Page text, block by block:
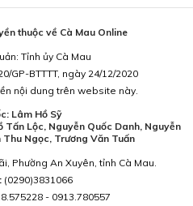
thuộc về Cà Mau Online
Tỉnh ủy Cà Mau
GP-BTTTT, ngày 24/12/2020
nội dung trên website này.
Lâm Hồ Sỹ
Tấn Lộc, Nguyễn Quốc Danh, Nguyễn
Ngọc, Trương Văn Tuấn
Phường An Xuyên, tỉnh Cà Mau.
(0290)3831066
- 0913.780557